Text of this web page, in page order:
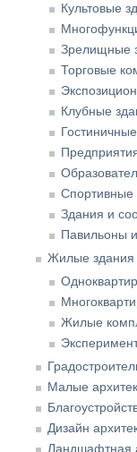
Культовые
Зрелищные
Торговые
Клубные
Спортивные
Здания и
Павильоны
Жилые здания
Жилые
Малые
Дизайн
Ландшафтная